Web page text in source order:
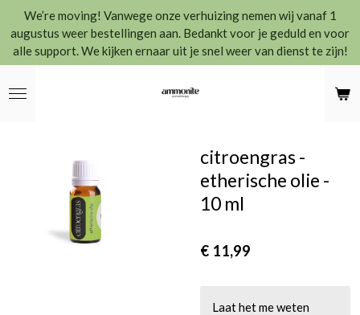
direct
naar
de
hoofdinhoud
We’re moving! Vanwege onze verhuizing nemen wij vanaf 1
augustus weer bestellingen aan. Bedankt voor je geduld en voor
alle support. We kijken ernaar uit je snel weer van dienst te zijn!
citroengras -
etherische olie -
10 ml
€ 11,99
Laat het me weten